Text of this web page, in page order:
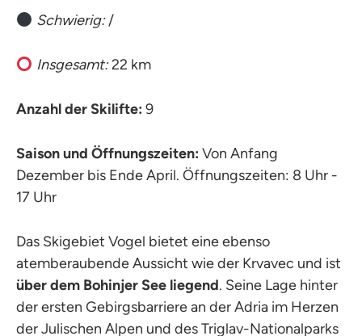
Schwierig:/
Insgesamt:22 km
Anzahl der Skilifte: 9
Saison und Öffnungszeiten: Von Anfang
Dezember bis Ende April. Öffnungszeiten: 8 Uhr -
17 Uhr
Das Skigebiet Vogel bietet eine ebenso
atemberaubende Aussicht wie der Krvavec und ist
über dem Bohinjer See liegend. Seine Lage hinter
der ersten Gebirgsbarriere an der Adria im Herzen
der Julischen Alpen und des Triglav-Nationalparks